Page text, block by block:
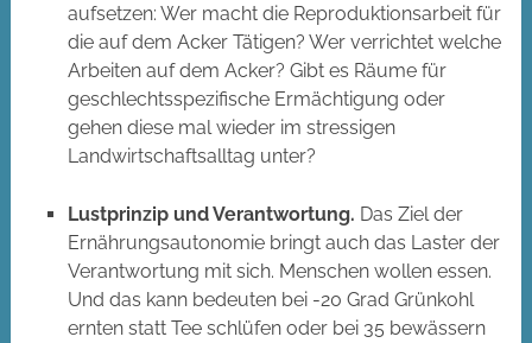
aufsetzen: Wer macht die Reproduktionsarbeit für
die auf dem Acker Tätigen? Wer verrichtet welche
Arbeiten auf dem Acker? Gibt es Räume für
geschlechtsspezifische Ermächtigung oder
gehen diese mal wieder im stressigen
Landwirtschaftsalltag unter?
Lustprinzip und Verantwortung. Das Ziel der
Ernährungsautonomie bringt auch das Laster der
Verantwortung mit sich. Menschen wollen essen.
Und das kann bedeuten bei -20 Grad Grünkohl
ernten statt Tee schlüfen oder bei 35 bewässern